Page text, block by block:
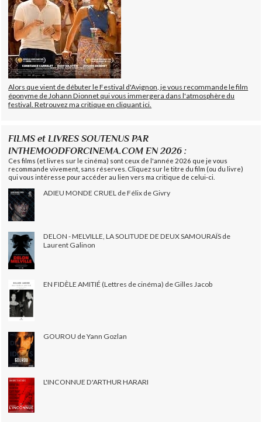
Alors que vient de débuter le Festival d'Avignon, je vous recommande le film
éponyme de Johann Dionnet qui vous immergera dans l'atmosphère du
festival. Retrouvez ma critique en cliquant ici.
FILMS et LIVRES SOUTENUS PAR
INTHEMOODFORCINEMA.COM EN 2026 :
Ces films (et livres sur le cinéma) sont ceux de l'année 2026 que je vous
recommande vivement, sans réserves. Cliquez sur le titre du film (ou du livre)
qui vous intéresse pour accéder au lien vers ma critique de celui-ci.
ADIEU MONDE CRUEL de Félix de Givry
DELON - MELVILLE, LA SOLITUDE DE DEUX SAMOURAÏS de
Laurent Galinon
EN FIDÈLE AMITIÉ (Lettres de cinéma) de Gilles Jacob
GOUROU de Yann Gozlan
L'INCONNUE D'ARTHUR HARARI